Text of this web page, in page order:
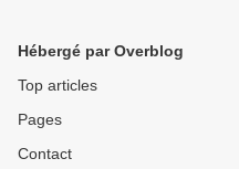
Hébergé par Overblog
Top articles
Pages
Contact